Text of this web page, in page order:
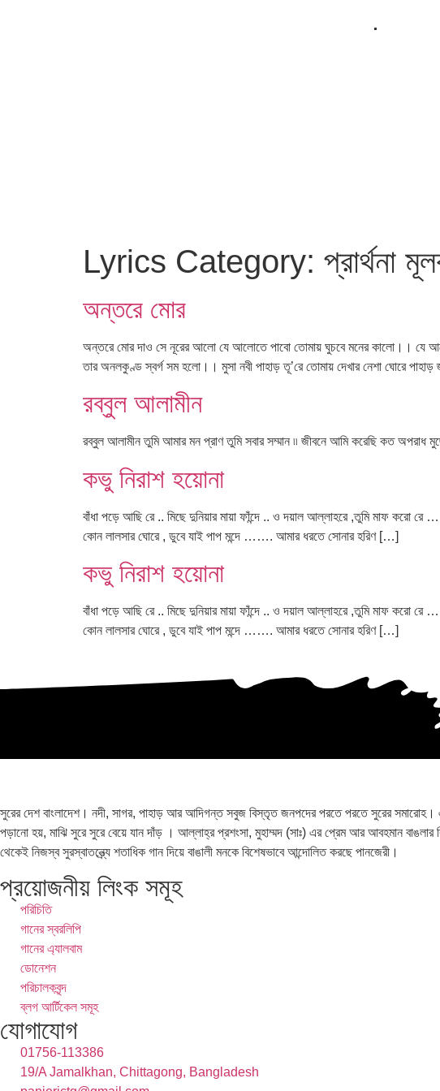
.
Lyrics Category: প্রার্থনা
অন্তরে মোর
অন্তরে মোর দাও সে নূরের আলো যে আলোতে পাবো তোমায় ঘুচবে মনের কালো।। যে
তার অনলকুণ্ড স্বর্গ সম হলো।। মুসা নবী পাহাড় তূ’রে তোমায় দেখার নেশা ঘোরে
রব্বুল আলামীন
রব্বুল আলামীন তুমি আমার মন প্রাণ তুমি সবার সম্মান ৷৷ জীবনে আমি করেছি কত
কভু নিরাশ হয়োনা
বাঁধা পড়ে আছি রে .. মিছে দুনিয়ার মায়া ফাঁন্দে .. ও দয়াল আল্লাহরে ,তুমি মাফ করো
কোন লালসার ঘোরে , ডুবে যাই পাপ মন্দে ……. আমার ধরতে সোনার হরিণ […]
কভু নিরাশ হয়োনা
বাঁধা পড়ে আছি রে .. মিছে দুনিয়ার মায়া ফাঁন্দে .. ও দয়াল আল্লাহরে ,তুমি মাফ করো
কোন লালসার ঘোরে , ডুবে যাই পাপ মন্দে ……. আমার ধরতে সোনার হরিণ […]
সুরের দেশ বাংলাদেশ। নদী, সাগর, পাহাড় আর আদিগন্ত সবুজ বিস্তৃত জনপদের পরতে পরতে সুরের সমারোহ।
পড়ানো হয়, মাঝি সুরে সুরে বেয়ে যান দাঁড় । আল্লাহ্র প্রশংসা, মুহাম্মদ (সাঃ) এর প্রেম আর আবহমান বাঙলার
থেকেই নিজস্ব সুরস্বাতন্ত্র্যে শতাধিক গান দিয়ে বাঙালী মনকে বিশেষভাবে আন্দোলিত করছে পানজেরী।
প্রয়োজনীয় লিংক সমূহ
পরিচিতি
গানের স্বরলিপি
গানের এ্যালবাম
ডোনেশন
পরিচালকবৃন্দ
ব্লগ আর্টিকেল সমূহ
যোগাযোগ
01756-113386
19/A Jamalkhan, Chittagong, Bangladesh